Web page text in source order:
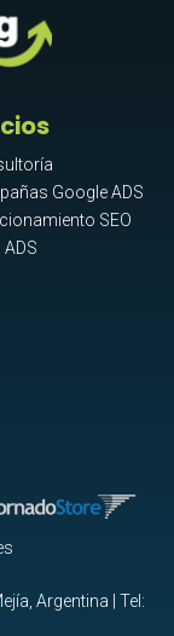
Google ADS
SEO
ADS
Argentina | Tel: